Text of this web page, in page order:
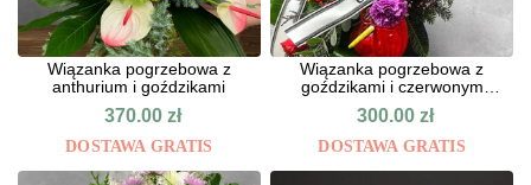
Wiązanka pogrzebowa z
anthurium i goździkami
370.00 zł
DOSTAWA GRATIS
Wiązanka pogrzebowa z
goździkami i czerwonym
anturium
300.00zł
DOSTAWA GRATIS